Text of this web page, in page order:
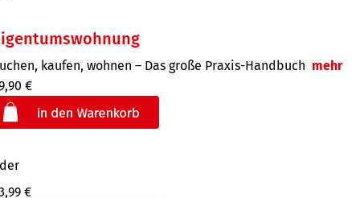
kaufen, wohnen – Das große Praxis-Handbuch mehr
€
€